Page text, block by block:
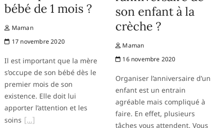
bébé de 1 mois ?
Maman
17 novembre 2020
Il est important que la mère
s’occupe de son bébé dès le
premier mois de son
existence. Elle doit lui
apporter l’attention et les
soins
son enfant à la
crèche ?
Maman
16 novembre 2020
Organiser l’anniversaire d’un
enfant est un entrain
agréable mais compliqué à
faire. En effet, plusieurs
tâches vous attendent. Vous